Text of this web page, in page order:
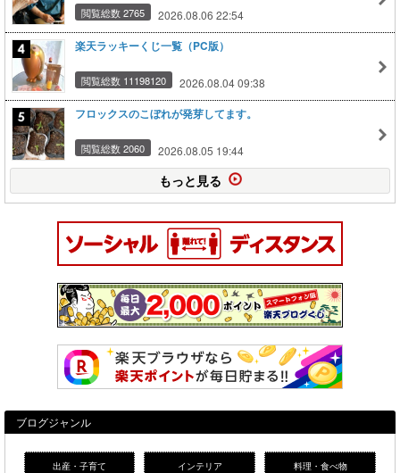
閲覧総数 2765 2026.08.06 22:54
楽天ラッキーくじ一覧（PC版）
閲覧総数 11198120 2026.08.04 09:38
フロックスのこぼれが発芽してます。
閲覧総数 2060 2026.08.05 19:44
もっと見る
ブログジャンル
出産・子育て インテリア 料理・食べ物